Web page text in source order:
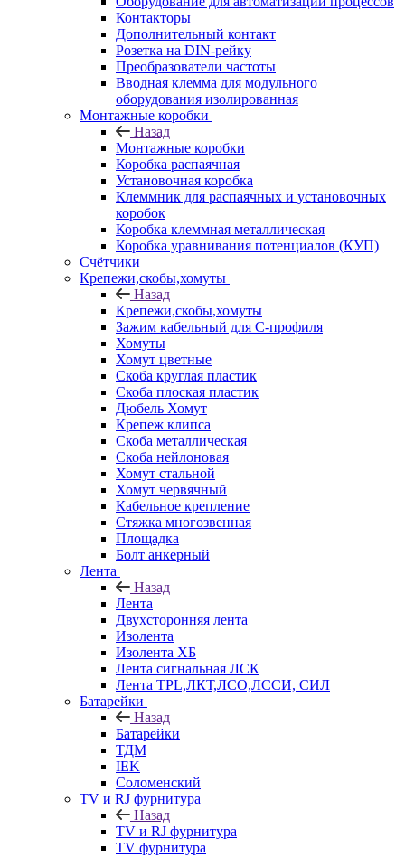
Контакторы
Дополнительный контакт
Розетка на DIN-рейку
Преобразователи частоты
Вводная клемма для модульного
оборудования изолированная
Монтажные коробки
Назад
Монтажные коробки
Коробка распаячная
Установочная коробка
Клеммник для распаячных и установочных
коробок
Коробка клеммная металлическая
Коробка уравнивания потенциалов (КУП)
Счётчики
Крепежи,скобы,хомуты
Назад
Крепежи,скобы,хомуты
Зажим кабельный для С-профиля
Хомуты
Хомут цветные
Скоба круглая пластик
Скоба плоская пластик
Дюбель Хомут
Крепеж клипса
Скоба металлическая
Скоба нейлоновая
Хомут стальной
Хомут червячный
Кабельное крепление
Стяжка многозвенная
Площадка
Болт анкерный
Лента
Назад
Лента
Двухсторонняя лента
Изолента
Изолента ХБ
Лента сигнальная ЛСК
Лента TPL,ЛКТ,ЛСО,ЛССИ, СИЛ
Батарейки
Назад
Батарейки
ТДМ
IEK
Соломенский
TV и RJ фурнитура
Назад
TV и RJ фурнитура
TV фурнитура